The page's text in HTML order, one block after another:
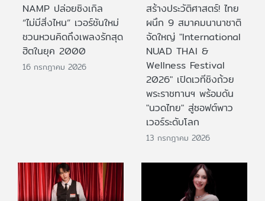
NAMP ปล่อยซิงเกิล
“ไม่มีสิ่งไหน” เวอร์ชันใหม่
ชวนหวนคิดถึงเพลงรักสุด
ฮิตในยุค 2000
16 กรกฎาคม 2026
สร้างประวัติศาสตร์! ไทย
ผนึก 9 สมาคมนานาชาติ
จัดใหญ่ "International
NUAD THAI &
Wellness Festival
2026" เปิดเวทีชิงถ้วย
พระราชทานฯ พร้อมดัน
"นวดไทย" สู่ซอฟต์พาว
เวอร์ระดับโลก
13 กรกฎาคม 2026